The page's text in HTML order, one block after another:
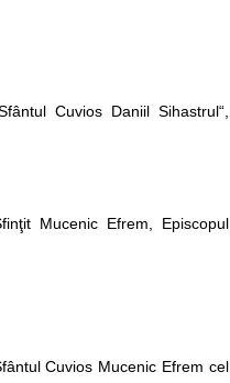
Cuvios Daniil Sihastrul“,
Mucenic Efrem, Episcopul
Cuvios Mucenic Efrem cel